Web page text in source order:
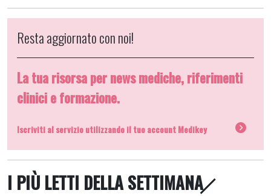
Resta aggiornato con noi!
La tua risorsa per news mediche, riferimenti
clinici e formazione.
Iscriviti al servizio utilizzando il tuo account Medikey
I PIÙ LETTI DELLA SETTIMANA